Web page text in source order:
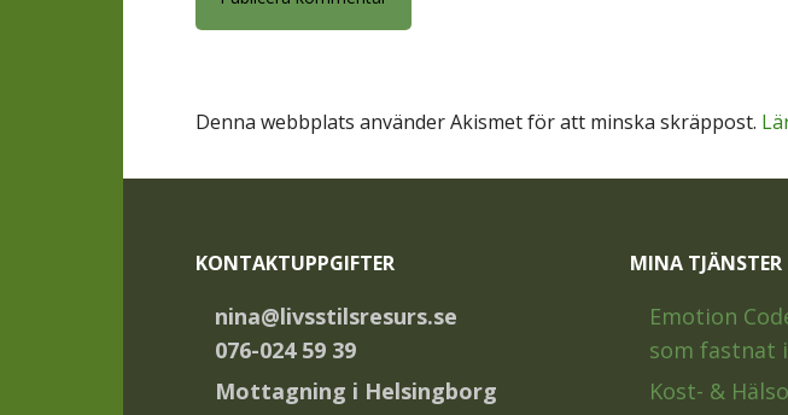
Denna webbplats använder Akismet för att minska skräppost.
KONTAKTUPPGIFTER
nina@livsstilsresurs.se
076-024 59 39
Mottagning i Helsingborg
MINA TJÄNSTER
Emotion
som fastnat
Kost- &